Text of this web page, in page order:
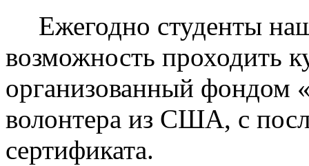
Ежегодно студенты
возможность проходить
организованный фондом
волонтера из США, с
сертификата.